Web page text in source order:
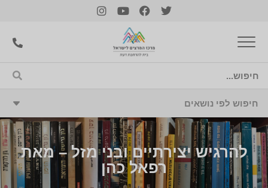
להרגיש יצירתיים ובני מזל – מאת
רפאל כהן